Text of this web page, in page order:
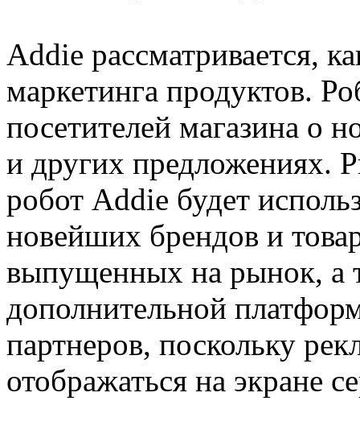
Addie рассматривается,
маркетинга продуктов.
посетителей магазина о
и других предложениях.
робот Addie будет
новейших брендов и
выпущенных на рынок, а
дополнительной
партнеров, поскольку
отображаться на экране